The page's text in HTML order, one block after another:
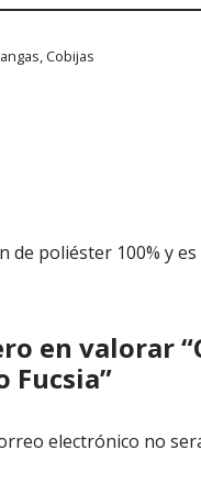
,Cobijas
poliéster 100% y
en valorar
Fucsia”
electrónico no